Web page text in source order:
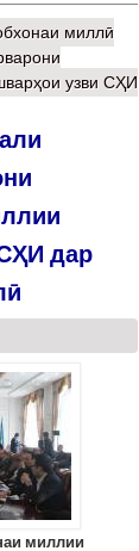
миллӣ
узви СҲИ
дар
миллии